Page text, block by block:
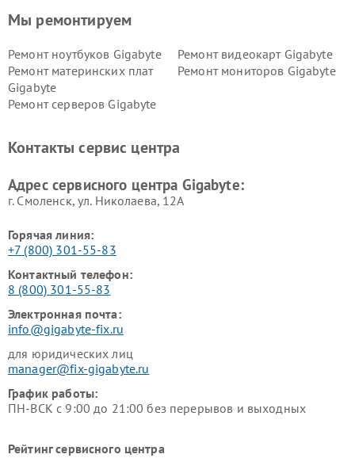
Мы ремонтируем
Ремонт ноутбуков Gigabyte
Ремонт видеокарт Gigabyte
Ремонт материнских плат
Gigabyte
Ремонт мониторов Gigabyte
Ремонт серверов Gigabyte
Контакты сервис центра
Адрес сервисного центра Gigabyte:
г. Смоленск, ул. Николаева, 12А
Горячая линия:
+7 (800) 301-55-83
Контактный телефон:
8 (800) 301-55-83
Электронная почта:
info@gigabyte-fix.ru
для юридических лиц
manager@fix-gigabyte.ru
График работы:
ПН-ВСК с 9:00 до 21:00 без перерывов и выходных
Рейтинг сервисного центра